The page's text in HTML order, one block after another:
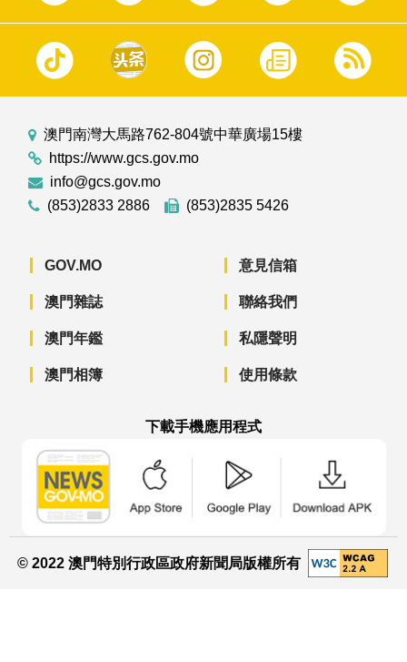
澳門南灣大馬路762-804號中華廣場15樓
https://www.gcs.gov.mo
info@gcs.gov.mo
(853)2833 2886
(853)2835 5426
GOV.MO
澳門雜誌
澳門年鑑
澳門相簿
意見信箱
聯絡我們
私隱聲明
使用條款
下載手機應用程式
© 2022 澳門特別行政區政府新聞局版權所有